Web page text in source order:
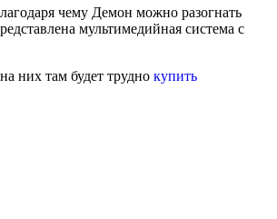
чему Демон можно разогнать
мультимедийная система с
них там будет труднокупить